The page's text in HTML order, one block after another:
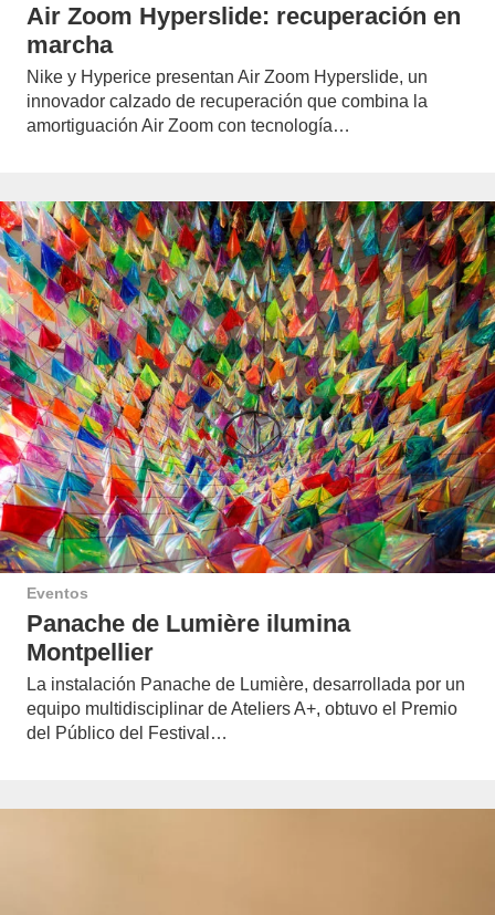
Air Zoom Hyperslide: recuperación en
marcha
Nike y Hyperice presentan Air Zoom Hyperslide, un
innovador calzado de recuperación que combina la
amortiguación Air Zoom con tecnología…
Eventos
Panache de Lumière ilumina
Montpellier
La instalación Panache de Lumière, desarrollada por un
equipo multidisciplinar de Ateliers A+, obtuvo el Premio
del Público del Festival…